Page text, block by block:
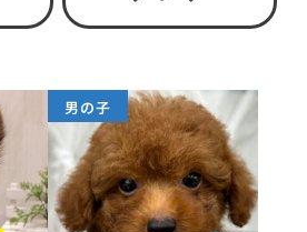
男の子